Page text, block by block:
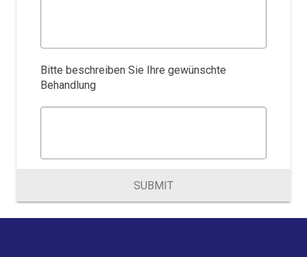
Bitte beschreiben Sie Ihre gewünschte
Behandlung
SUBMIT